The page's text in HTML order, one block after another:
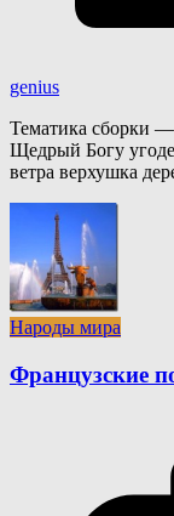
genius
Тематика сборки
Щедрый Богу
ветра верхушка
Народы мира
Французские